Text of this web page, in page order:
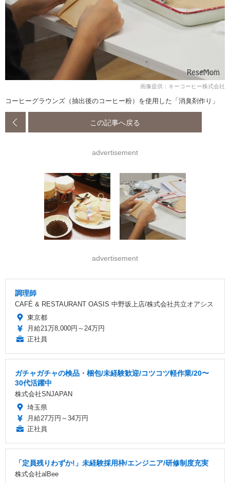
画像提供：キーコーヒー株式会社
コーヒーグラウンズ（抽出後のコーヒー粉）を使用した「消臭剤作り」
この記事へ戻る
advertisement
advertisement
調理師
CAFÉ & RESTAURANT OASIS 中野坂上店/株式会社共立オアシス
東京都
月給21万8,000円～24万円
正社員
ガチャガチャの検品・梱包/未経験歓迎/コツコツ軽作業/20〜
30代活躍中
株式会社SNJAPAN
埼玉県
月給27万円～34万円
正社員
「定員残りわずか!」未経験採用枠/エンジニア/研修制度充実
株式会社alBee